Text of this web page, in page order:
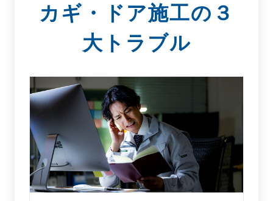
カギ・ドア施工の３
大トラブル